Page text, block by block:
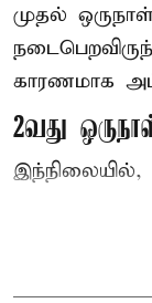
முதல்
காரணமாக
2வது